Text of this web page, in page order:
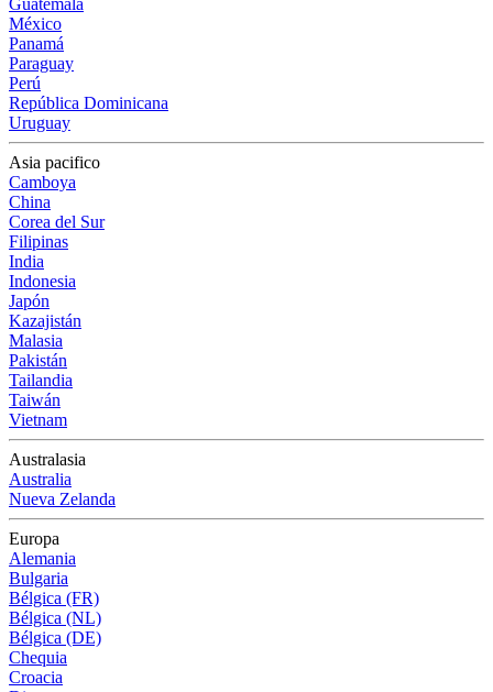
Guatemala
México
Panamá
Paraguay
Perú
República Dominicana
Uruguay
Asia pacifico
Camboya
China
Corea del Sur
Filipinas
India
Indonesia
Japón
Kazajistán
Malasia
Pakistán
Tailandia
Taiwán
Vietnam
Australasia
Australia
Nueva Zelanda
Europa
Alemania
Bulgaria
Bélgica (FR)
Bélgica (NL)
Bélgica (DE)
Chequia
Croacia